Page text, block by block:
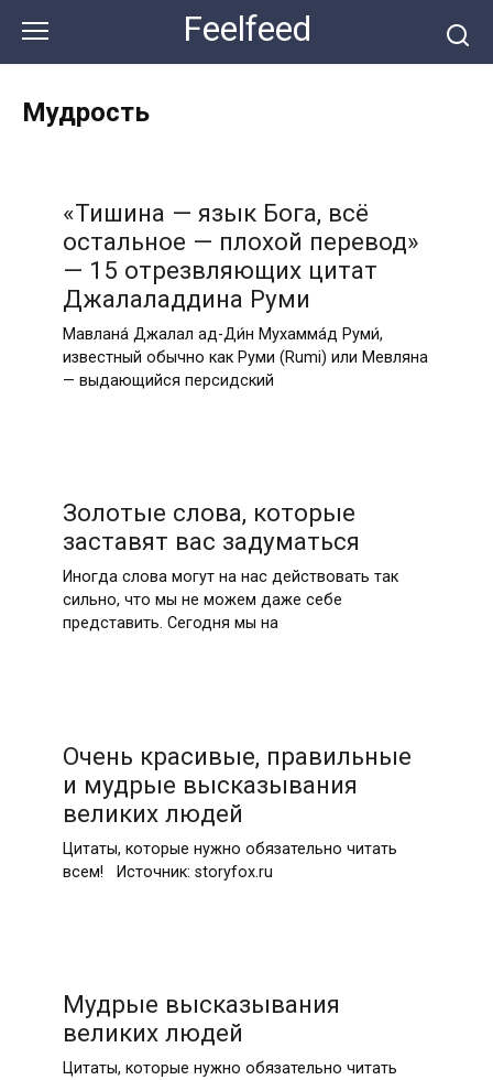
контенту
Feelfeed
Мудрость
«Тишина — язык Бога, всё
остальное — плохой перевод»
— 15 отрезвляющих цитат
Джалаладдина Руми
Мавлана́ Джалал ад-Ди́н Мухамма́д Руми́,
известный обычно как Руми (Rumi) или Мевляна
— выдающийся персидский
Золотые слова, которые
заставят вас задуматься
Иногда слова могут на нас действовать так
сильно, что мы не можем даже себе
представить. Сегодня мы на
Очень красивые, правильные
и мудрые высказывания
великих людей
Цитаты, которые нужно обязательно читать
всем! Источник: storyfox.ru
Мудрые высказывания
великих людей
Цитаты, которые нужно обязательно читать